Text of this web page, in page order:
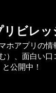
リビレッ
ホアプリの
）、面白い口
と公開中！